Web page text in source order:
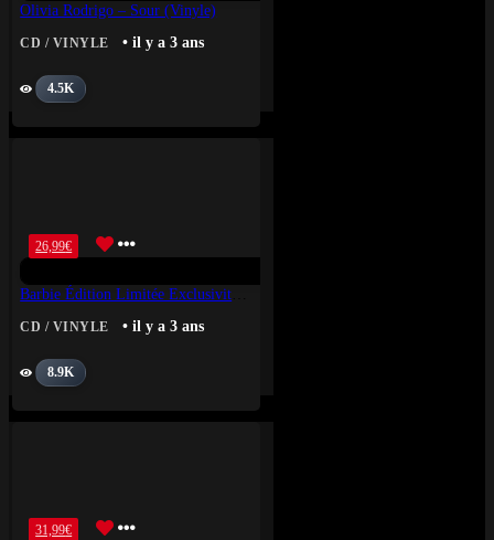
Olivia Rodrigo – Sour (Vinyle)
CD / VINYLE • il y a 3 ans
4.5K
26,99€
CD / VINYLE • il y a 3 ans
8.9K
31,99€